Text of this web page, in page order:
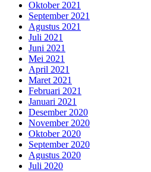
Oktober 2021
September 2021
Agustus 2021
Juli 2021
Juni 2021
Mei 2021
April 2021
Maret 2021
Februari 2021
Januari 2021
Desember 2020
November 2020
Oktober 2020
September 2020
Agustus 2020
Juli 2020